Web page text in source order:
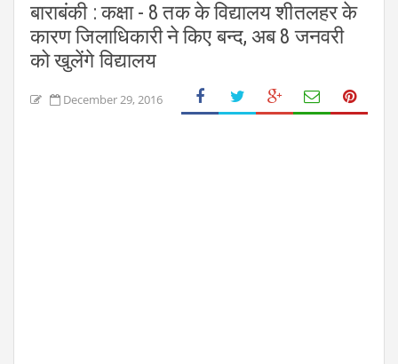
बाराबंकी : कक्षा - 8 तक के विद्यालय शीतलहर के
कारण जिलाधिकारी ने किए बन्द, अब 8 जनवरी
को खुलेंगे विद्यालय
December 29, 2016